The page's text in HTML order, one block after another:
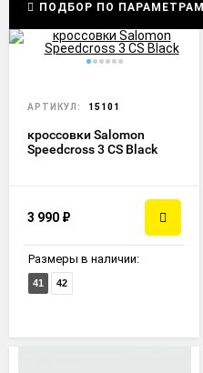
ПОДБОР ПО ПАРАМЕТРАМ
АРТИКУЛ: 15101
кроссовки Salomon
Speedcross 3 CS Black
3 990 ₽
Размеры в наличии:
41 42